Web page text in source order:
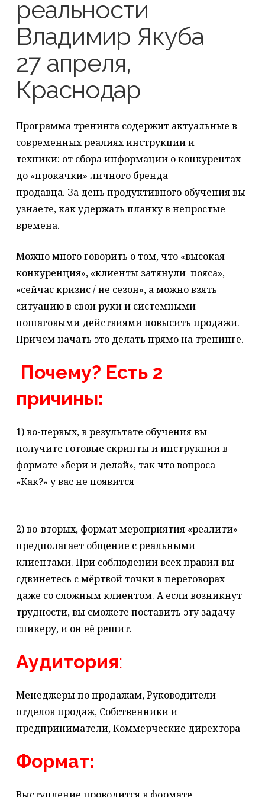
реальности
Владимир Якуба
27 апреля,
Краснодар
Программа тренинга содержит актуальные в
современных реалиях инструкции и
техники: от сбора информации о конкурентах
до «прокачки» личного бренда
продавца. За день продуктивного обучения вы
узнаете, как удержать планку в непростые
времена.
Можно много говорить о том, что «высокая
конкуренция», «клиенты затянули пояса»,
«сейчас кризис / не сезон», а можно взять
ситуацию в свои руки и системными
пошаговыми действиями повысить продажи.
Причем начать это делать прямо на тренинге.
Почему? Есть 2
причины:
1) во-первых, в результате обучения вы
получите готовые скрипты и инструкции в
формате «бери и делай», так что вопроса
«Как?» у вас не появится
2) во-вторых, формат мероприятия «реалити»
предполагает общение с реальными
клиентами. При соблюдении всех правил вы
сдвинетесь с мёртвой точки в переговорах
даже со сложным клиентом. А если возникнут
трудности, вы сможете поставить эту задачу
спикеру, и он её решит.
Аудитория:
Менеджеры по продажам, Руководители
отделов продаж, Собственники и
предприниматели, Коммерческие директора
Формат: